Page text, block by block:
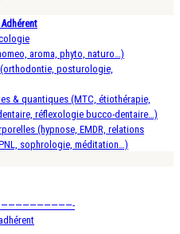
aroma, phyto, naturo…)
posturologie,
& quantiques (MTC, étiothérapie,
réflexologie bucco-dentaire…)
(hypnose, EMDR, relations
sophrologie, méditation…)